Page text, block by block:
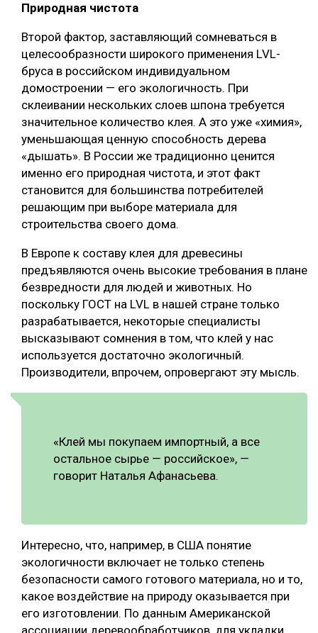
Природная чистота
Второй фактор, заставляющий сомневаться в
целесообразности широкого применения LVL-
бруса в российском индивидуальном
домостроении — его экологичность. При
склеивании нескольких слоев шпона требуется
значительное количество клея. А это уже «химия»,
уменьшающая ценную способность дерева
«дышать». В России же традиционно ценится
именно его природная чистота, и этот факт
становится для большинства потребителей
решающим при выборе материала для
строительства своего дома.
В Европе к составу клея для древесины
предъявляются очень высокие требования в плане
безвредности для людей и животных. Но
поскольку ГОСТ на LVL в нашей стране только
разрабатывается, некоторые специалисты
высказывают сомнения в том, что клей у нас
используется достаточно экологичный.
Производители, впрочем, опровергают эту мысль.
«Клей мы покупаем импортный, а все
остальное сырье — российское», —
говорит Наталья Афанасьева.
Интересно, что, например, в США понятие
экологичности включает не только степень
безопасности самого готового материала, но и то,
какое воздействие на природу оказывается при
его изготовлении. По данным Американской